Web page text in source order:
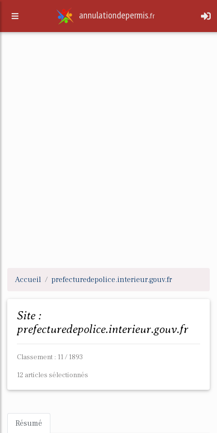
annulationdepermis.fr
Accueil prefecturedepolice.interieur.gouv.fr
Site :
prefecturedepolice.interieur.gouv.fr
Classement : 11 / 1893
12 articles sélectionnés
Résumé